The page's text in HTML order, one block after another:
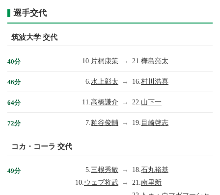
選手交代
筑波大学 交代
40分 10. 片桐康策 → 21. 樺島亮太
46分 6. 水上彰太 → 16. 村川浩喜
64分 11. 高橋謙介 → 22. 山下一
72分 7. 粕谷俊輔 → 19. 目崎啓志
コカ・コーラ 交代
49分 5. 三根秀敏 → 18. 石丸裕基
10. ウェブ将武 → 21. 南里新